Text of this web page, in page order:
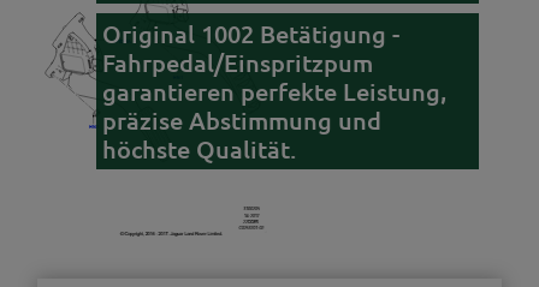
Original 1002 Betätigung -
Fahrpedal/Einspritzpum
garantieren perfekte Leistung,
präzise Abstimmung und
höchste Qualität.